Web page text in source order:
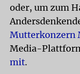
oder, um zum
Mutterkonzern
Media-
mit.